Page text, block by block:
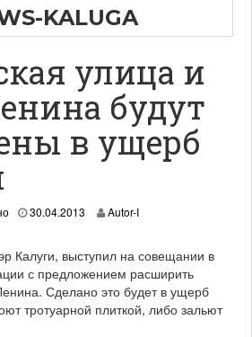
KALUGA
улица и
будут
в ущерб
30.04.2013
0
5
.
2
0
Autor-I
Калуги, выступил на совещании в
с предложением расширить
Сделано это будет в ущерб
тротуарной плиткой, либо зальют